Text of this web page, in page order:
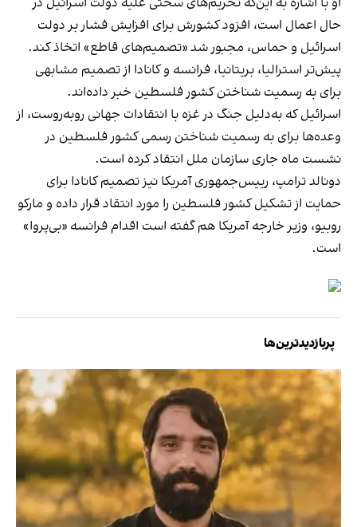
حال اعمال است، افزود کشورش برای افزایش فشار بر دولت
اسرائیل و حماس، مجبور شد «تصمیم‌های قاطع» اتخاذ کند.
پیش‌تر استرالیا، بریتانیا، فرانسه و کانادا از تصمیم مشابهی
برای به رسمیت شناختن کشور فلسطین خبر داده‌اند.
اسرائیل که به‌دلیل جنگ در غزه با انتقادات جهانی روبه‌روست، از
وعده‌ها برای به رسمیت شناختن رسمی کشور فلسطین در
نشست ماه جاری سازمان ملل انتقاد کرده است.
دونالد ترامپ، رییس‌جمهوری آمریکا نیز تصمیم کانادا برای
حمایت از تشکیل کشور فلسطین را مورد انتقاد قرار داده و مارکو
روبیو، وزیر خارجه آمریکا هم گفته است اقدام فرانسه «بی‌پروا»
است.
پربازدیدترین‌ها